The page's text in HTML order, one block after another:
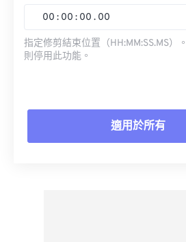
00 : 00 : 00 . 00
指定修剪結束位置（HH:MM:SS.MS
則停用此功能。
適用於所有